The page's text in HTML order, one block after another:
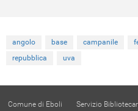
angolo base campanile
repubblica
uva
Comune di Eboli Servizio